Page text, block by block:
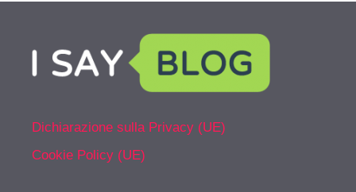
Dichiarazione sulla Privacy (UE)
Cookie Policy (UE)